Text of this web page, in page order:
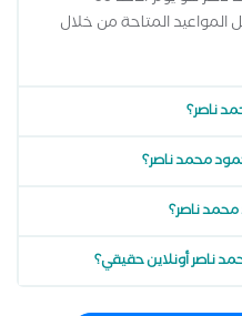
كل المواعيد المتاحة من خلال
ناصر؟
محمد ناصر؟
ناصر؟
ناصر أونلاين حقيقي؟